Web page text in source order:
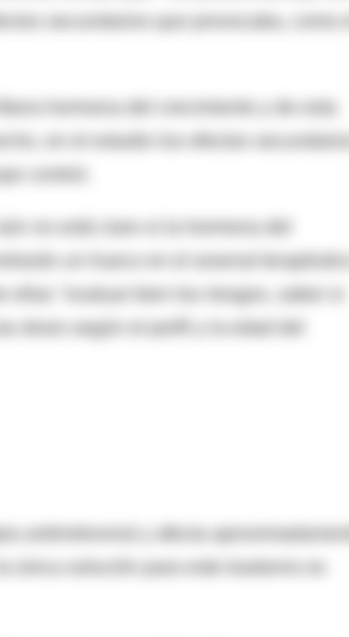
secundarios que provocaba, como el
control.
no está claro si la hormona del
un hueco en el arsenal terapéutico
ellas "evaluar bien los riesgos, saber si
dosis según el perfil y la edad del
antirretroviral y afecta
solución para este trastorno es